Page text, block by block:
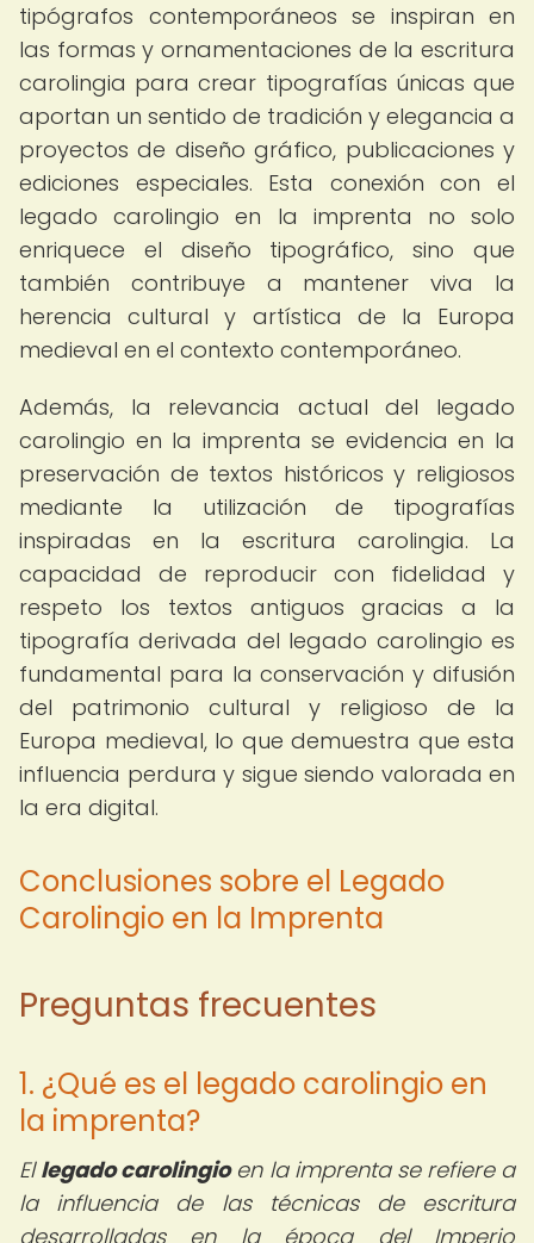
tipógrafos contemporáneos se inspiran en
las formas y ornamentaciones de la escritura
carolingia para crear tipografías únicas que
aportan un sentido de tradición y elegancia a
proyectos de diseño gráfico, publicaciones y
ediciones especiales. Esta conexión con el
legado carolingio en la imprenta no solo
enriquece el diseño tipográfico, sino que
también contribuye a mantener viva la
herencia cultural y artística de la Europa
medieval en el contexto contemporáneo.
Además, la relevancia actual del legado
carolingio en la imprenta se evidencia en la
preservación de textos históricos y religiosos
mediante la utilización de tipografías
inspiradas en la escritura carolingia. La
capacidad de reproducir con fidelidad y
respeto los textos antiguos gracias a la
tipografía derivada del legado carolingio es
fundamental para la conservación y difusión
del patrimonio cultural y religioso de la
Europa medieval, lo que demuestra que esta
influencia perdura y sigue siendo valorada en
la era digital.
Conclusiones sobre el Legado
Carolingio en la Imprenta
Preguntas frecuentes
1. ¿Qué es el legado carolingio en
la imprenta?
Ellegado carolingioen la imprenta se refiere a
la influencia de las técnicas de escritura
desarrolladas en la época del Imperio